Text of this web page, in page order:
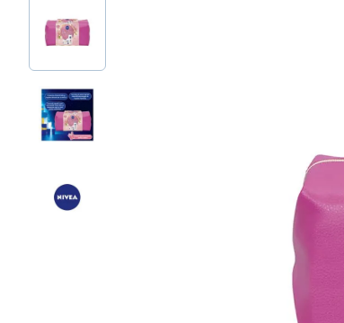
one two fun
hartie igienica